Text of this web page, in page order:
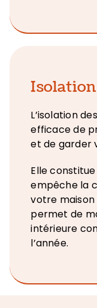
L’isolation
efficace de
et de garder
Elle
empêche la
votre maison
permet de
intérieure
l’année.